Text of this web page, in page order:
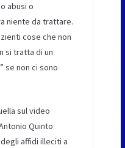
abusi o
niente da trattare.
cose che non
si tratta di un
se non ci sono
sul video
Quinto
affidi illeciti a